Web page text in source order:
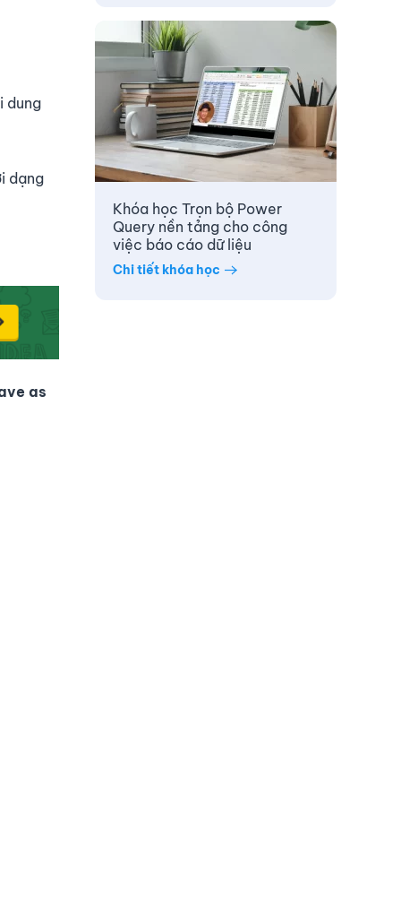
dung
dạng
as
Khóa học Trọn bộ Power
Query nền tảng cho công
việc báo cáo dữ liệu
Chi tiết khóa học